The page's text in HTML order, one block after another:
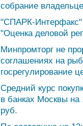
собрание
"СПАРК-Интерфакс"
"Оценка деловой
Минпромторг не
соглашениях на
госрегулирование
Cредний курс
в банках Москвы на
руб.